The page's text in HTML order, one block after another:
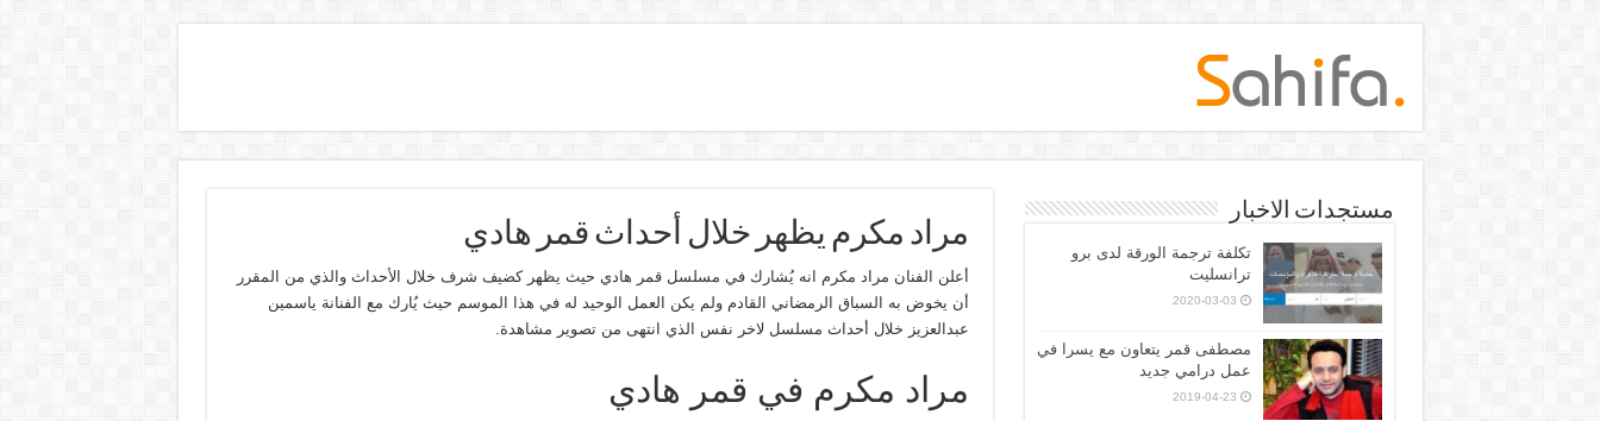
مراد مكرم يظهر خلال أحداث قمر هادي
أعلن الفنان مراد مكرم انه يُشارك في مسلسل قمر هادي حيث يظهر كضيف شرف خلال الأحداث والذي من المقرر
أن يخوض به السباق الرمضاني القادم ولم يكن العمل الوحيد له في هذا الموسم حيث يُارك مع الفنانة ياسمين
عبدالعزيز خلال أحداث مسلسل لاخر نفس الذي انتهى من تصوير مشاهدة.
مراد مكرم في قمر هادي
مستجدات الاخبار
تكلفة ترجمة الورقة لدى برو
ترانسليت
2020-03-03
مصطفى قمر يتعاون مع يسرا في
عمل درامي جديد
2019-04-23